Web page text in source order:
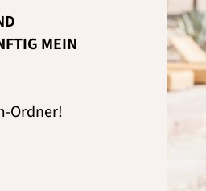
MEIN
Ordner!